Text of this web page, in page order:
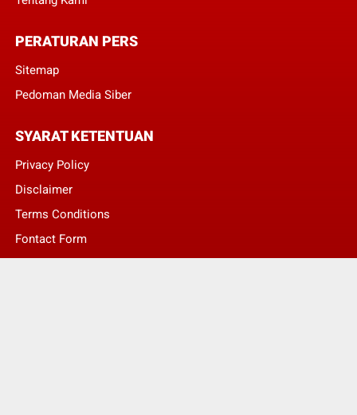
PERATURAN PERS
Sitemap
Pedoman Media Siber
SYARAT KETENTUAN
Privacy Policy
Disclaimer
Terms Conditions
Fontact Form